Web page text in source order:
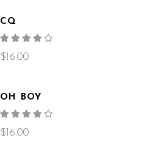
CQ
4.00
of 5
$ 16.00
OH BOY
4.00
of 5
$ 16.00